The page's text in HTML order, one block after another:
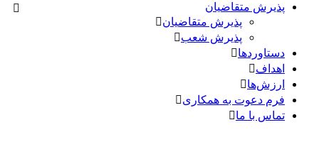
پذیرش متقاضیان
پذیرش متقاضیان
پذیرش شعب
دستاوردها
اهداف
ارزش‌ها
فرم دعوت به همکاری
تماس با ما